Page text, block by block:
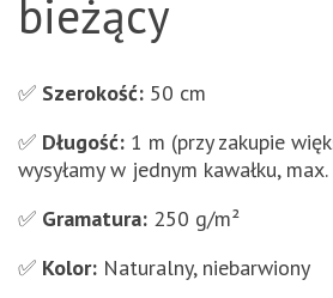
bieżący
✅ Szerokość: 50 cm
✅ Długość: 1 m (przy zakupie
wysyłamy w jednym kawałku,
✅ Gramatura: 250 g/m²
✅ Kolor: Naturalny, niebarwiony